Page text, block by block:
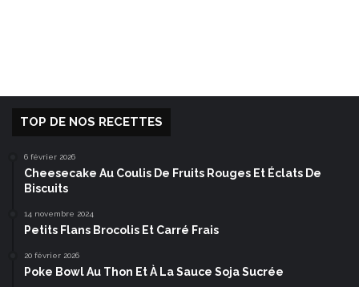
TOP DE NOS RECETTES
6 février 2026
Cheesecake Au Coulis De Fruits Rouges Et Éclats De
Biscuits
14 novembre 2024
Petits Flans Brocolis Et Carré Frais
20 février 2026
Poke Bowl Au Thon Et À La Sauce Soja Sucrée